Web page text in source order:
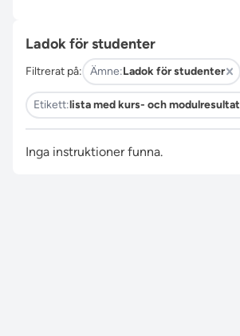
Ladok för studenter
Filtrerat på: Ämne:Ladok för studenter
Etikett:lista med kurs- och modulresultat
Inga instruktioner funna.